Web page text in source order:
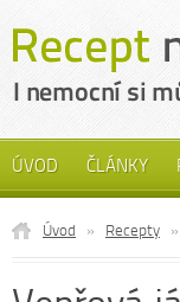
ÚVOD ČLÁNKY
Úvod » Recepty »